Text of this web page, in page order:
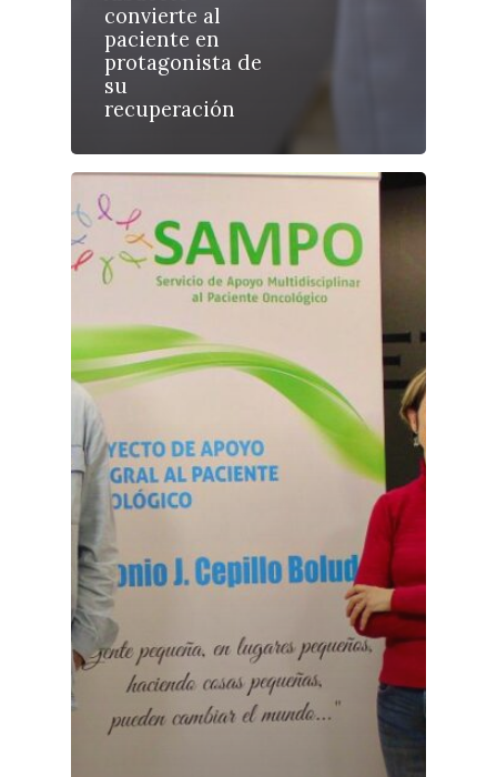
convierte al
paciente en
protagonista de
su
recuperación
Especiales
Galerías